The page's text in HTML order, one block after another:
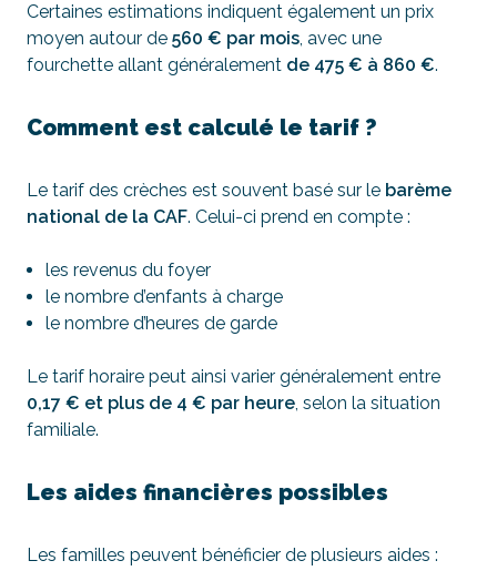
Certaines estimations indiquent également un prix
moyen autour de 560 € par mois, avec une
fourchette allant généralement de 475 € à 860 €.
Comment est calculé le tarif ?
Le tarif des crèches est souvent basé sur le barème
national de la CAF. Celui-ci prend en compte :
les revenus du foyer
le nombre d’enfants à charge
le nombre d’heures de garde
Le tarif horaire peut ainsi varier généralement entre
0,17 € et plus de 4 € par heure, selon la situation
familiale.
Les aides financières possibles
Les familles peuvent bénéficier de plusieurs aides :